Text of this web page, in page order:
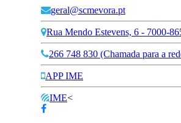
geral@scmevora.pt
Rua Mendo Estevens, 6 - 7000-
266 748 830 (Chamada para a
APP IME
IME<